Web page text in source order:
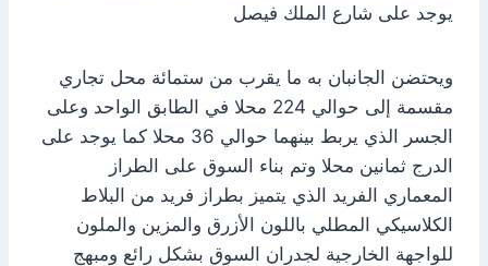
يوجد على شارع الملك فيصل
ويحتضن الجانبان به ما يقرب من ستمائة محل تجاري
مقسمة إلى حوالي 224 محلا في الطابق الواحد وعلى
الجسر الذي يربط بينهما حوالي 36 محلا كما يوجد على
الدرج ثمانين محلا وتم بناء السوق على الطراز
المعماري الفريد الذي يتميز بطراز فريد من البلاط
الكلاسيكي المطلي باللون الأزرق والمزين والملون
للواجهة الخارجية لجدران السوق بشكل رائع ومبهج